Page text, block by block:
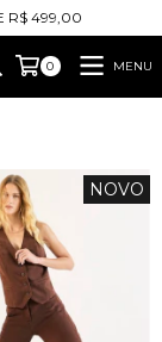
R$ 499,00
0 MENU
NOVO